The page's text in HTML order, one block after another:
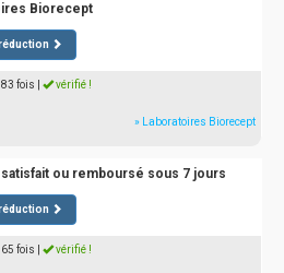
Biorecept
83 fois vérifié !
» Laboratoires Biorecept
satisfait ou remboursé sous 7 jours
65 fois vérifié !